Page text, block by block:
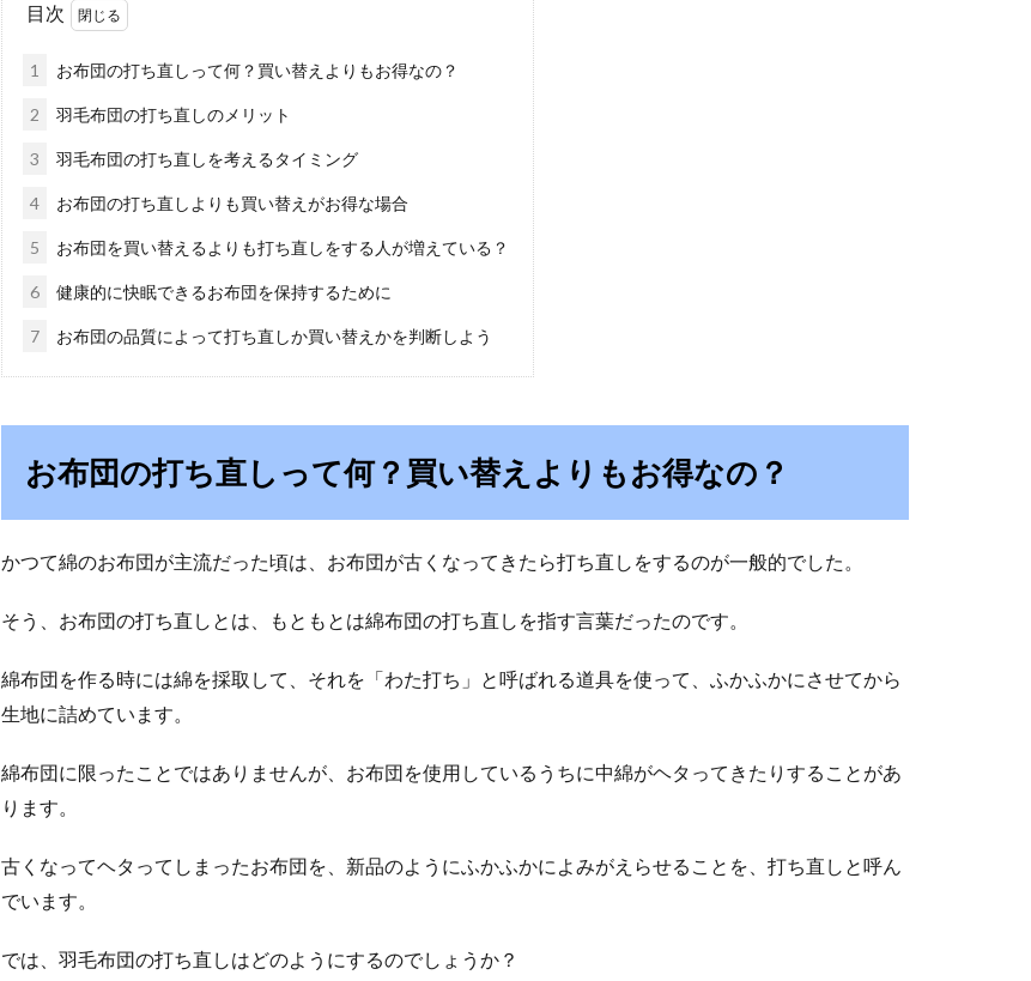
目次
1 お布団の打ち直しって何？買い替えよりもお得なの？
2 羽毛布団の打ち直しのメリット
3 羽毛布団の打ち直しを考えるタイミング
4 お布団の打ち直しよりも買い替えがお得な場合
5 お布団を買い替えるよりも打ち直しをする人が増えている？
6 健康的に快眠できるお布団を保持するために
7 お布団の品質によって打ち直しか買い替えかを判断しよう
お布団の打ち直しって何？買い替えよりもお得なの？
かつて綿のお布団が主流だった頃は、お布団が古くなってきたら打ち直しをするのが一般的でした。
そう、お布団の打ち直しとは、もともとは綿布団の打ち直しを指す言葉だったのです。
綿布団を作る時には綿を採取して、それを「わた打ち」と呼ばれる道具を使って、ふかふかにさせてから
生地に詰めています。
綿布団に限ったことではありませんが、お布団を使用しているうちに中綿がヘタってきたりすることがあ
ります。
古くなってヘタってしまったお布団を、新品のようにふかふかによみがえらせることを、打ち直しと呼ん
でいます。
では、羽毛布団の打ち直しはどのようにするのでしょうか？